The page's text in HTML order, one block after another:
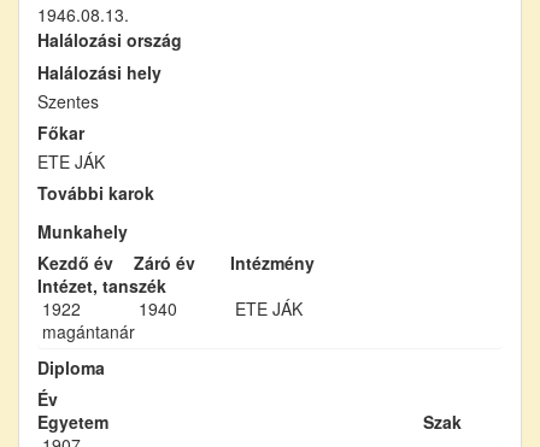
1946.08.13.
Halálozási ország
Halálozási hely
Szentes
Főkar
ETE JÁK
További karok
Munkahely
Kezdő év
Záró év
Intézmény
Intézet, tanszék
1922
1940
ETE JÁK
magántanár
Diploma
Év
Egyetem
Szak